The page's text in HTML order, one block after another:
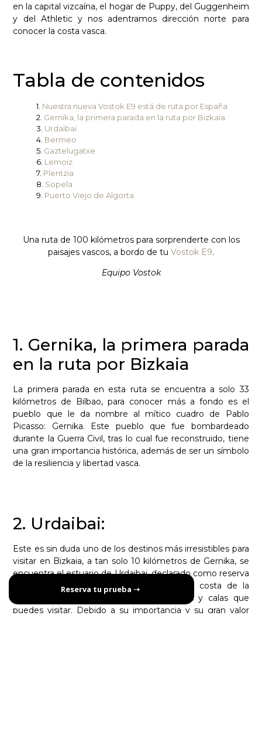
en la capital vizcaína, el hogar de Puppy, del Guggenheim
y del Athletic y nos adentramos dirección norte para
conocer la costa vasca.
Tabla de contenidos
Nuestra nueva Vostok E9 está de ruta por España
Gernika, la primera parada en la ruta por Bizkaia
Urdaibai
Bermeo
Gaztelugatxe
Lemoiz
Plentzia
Sopela
Puerto Viejo de Algorta
Una ruta de 100 kilómetros para sorprenderte con los
paisajes vascos, a bordo de tu Vostok E9.
Equipo Vostok
1. Gernika, la primera parada
en la ruta por Bizkaia
La primera parada en esta ruta se encuentra a solo 33
kilómetros de Bilbao, para conocer más a fondo es el
pueblo que le da nombre al mítico cuadro de Pablo
Picasso: Gernika. Este pueblo que fue bombardeado
durante la Guerra Civil, tras lo cual fue reconstruido, tiene
una gran importancia histórica, además de ser un símbolo
de la resiliencia y libertad vasca.
2. Urdaibai:
Este es sin duda uno de los destinos más irresistibles para
visitar en Bizkaia, a tan solo 10 kilómetros de Gernika, se
encuentra el estuario de Urdaibai, declarado como reserva
de la biosfera por la Unesco en 1984. La costa de la
reserva de Urdaibai cuenta con 12 playas y calas que
puedes visitar. Debido a su importancia y su gran valor
Reserva tu prueba ➝